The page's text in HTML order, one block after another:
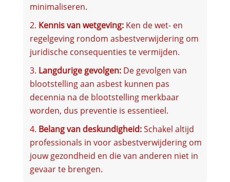
minimaliseren.
Kennis van wetgeving:Ken de wet- en
regelgeving rondom asbestverwijdering om
juridische consequenties te vermijden.
Langdurige gevolgen:De gevolgen van
blootstelling aan asbest kunnen pas
decennia na de blootstelling merkbaar
worden, dus preventie is essentieel.
Belang van deskundigheid:Schakel altijd
professionals in voor asbestverwijdering om
jouw gezondheid en die van anderen niet in
gevaar te brengen.